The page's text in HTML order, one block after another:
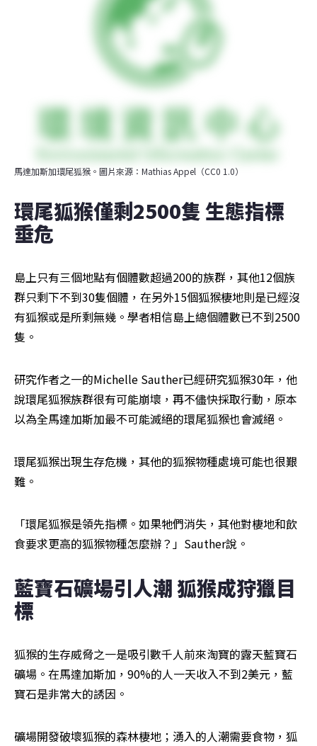
馬達加斯加環尾狐猴。圖片來源：Mathias Appel（CC0 1.0）
環尾狐猴僅剩2500隻 生態指標
垂危
島上只有三個地點有個體數超過200的族群，其他12個族
群只剩下不到30隻個體，在另外15個狐猴棲地則是已經沒
有狐猴或是所剩無幾。學者相信島上總個體數已不到2500
隻。
研究作者之一的Michelle Sauther已經研究狐猴30年，他
說環尾狐猴族群很有可能崩壞，再不儘快採取行動，原本
以為全馬達加斯加最不可能滅絕的環尾狐猴也會滅絕。
環尾狐猴出現生存危機，其他的狐猴物種處境可能也很艱
難。
「環尾狐猴是領先指標。如果牠們消失，其他對棲地和飲
食要求更高的狐猴物種怎麼辦？」Sauther說。
藍寶石礦場引人潮 狐猴成狩獵目
標
狐猴的生存威脅之一是吸引數千人前來淘寶的露天藍寶石
礦場。在馬達加斯加，90%的人一天收入不到2美元，藍
寶石是非常大的誘因。
礦場開發破壞狐猴的森林棲地；湧入的人潮需要食物，狐